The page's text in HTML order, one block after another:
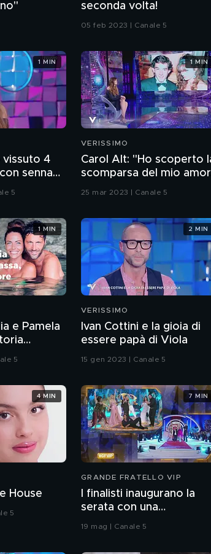
seconda volta!
05 feb 2023 | Canale 5
vissuto 4
senna
5
1 MIN
VERISSIMO
Carol Alt: "Ho scoperto
scomparsa del mio
Senna in tv"
25 mar 2023 | Canale 5
1 MIN
e Pamela
5
1 MIN
VERISSIMO
Ivan Cottini e la gioia di
essere papà di Viola
15 gen 2023 | Canale 5
2 MIN
House
5
4 MIN
GRANDE FRATELLO VIP
I finalisti inaugurano la
serata con una
coreografia
19 mag | Canale 5
7 MIN